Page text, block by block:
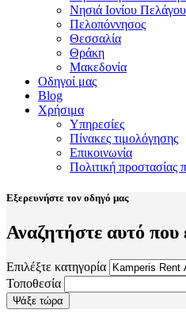
Νησιά Ιονίου
Πελοπόννησος
Θεσσαλία
Θράκη
Μακεδονία
Οδηγοί μας
Blog
Χρήσιμα
Υπηρεσίες
Πίνακες τιμολόγησης
Επικοινωνία
Πολιτική
Εξερευνήστε τον οδηγό μας
Αναζητήστε αυτό που
Επιλέξτε κατηγορία
Τοποθεσία